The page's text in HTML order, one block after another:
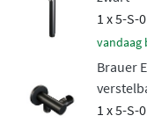
Veilig en
De ingebouwde
watertemperatuur
huis water wordt
1 x 5-S-
vandaag
Brauer
1 x 5-S-